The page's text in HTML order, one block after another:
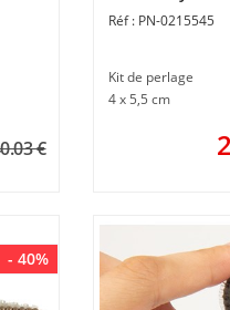
€
le nid -PN-0215545
Kit de perlage
4 x 5,5 cm
- 40%